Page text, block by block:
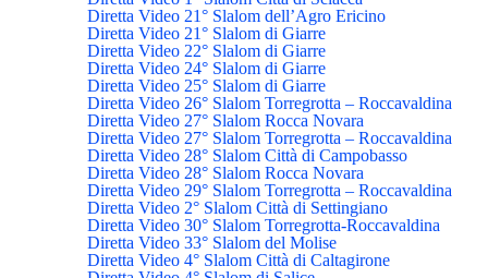
Diretta Video 21° Slalom dell’Agro Ericino
Diretta Video 21° Slalom di Giarre
Diretta Video 22° Slalom di Giarre
Diretta Video 24° Slalom di Giarre
Diretta Video 25° Slalom di Giarre
Diretta Video 26° Slalom Torregrotta – Roccavaldina
Diretta Video 27° Slalom Rocca Novara
Diretta Video 27° Slalom Torregrotta – Roccavaldina
Diretta Video 28° Slalom Città di Campobasso
Diretta Video 28° Slalom Rocca Novara
Diretta Video 29° Slalom Torregrotta – Roccavaldina
Diretta Video 2° Slalom Città di Settingiano
Diretta Video 30° Slalom Torregrotta-Roccavaldina
Diretta Video 33° Slalom del Molise
Diretta Video 4° Slalom Città di Caltagirone